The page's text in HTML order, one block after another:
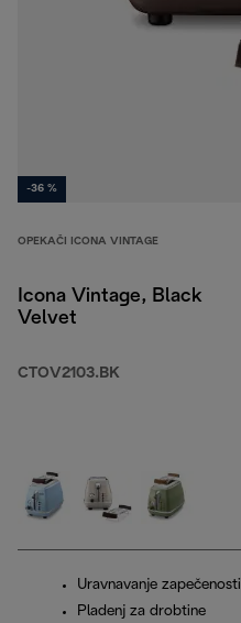
-36 %
OPEKAČI ICONA VINTAGE
Icona Vintage, Black
Velvet
CTOV2103.BK
Uravnavanje zapečenosti
Pladenj za drobtine